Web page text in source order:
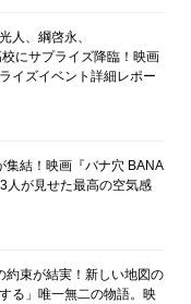
人、綱啓永、
にサプライズ降臨！映画
イズイベント詳細レポー
集結！映画『バナ穴 BANA
が見せた最高の空気感
約束が結実！新しい地図の
る」唯一無二の物語。映